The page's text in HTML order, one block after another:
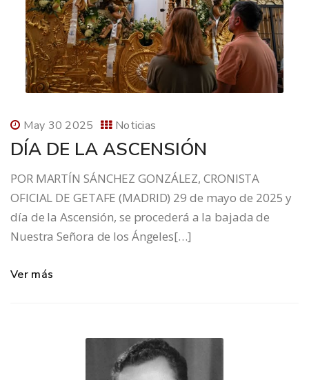
May 30 2025 Noticias
DÍA DE LA ASCENSIÓN
POR MARTÍN SÁNCHEZ GONZÁLEZ, CRONISTA
OFICIAL DE GETAFE (MADRID) 29 de mayo de 2025 y
día de la Ascensión, se procederá a la bajada de
Nuestra Señora de los Ángeles[…]
Ver más